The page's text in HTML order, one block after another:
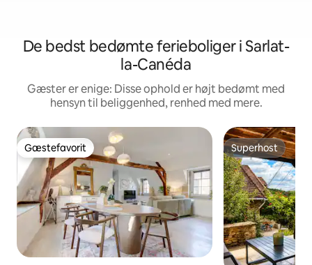
De bedst bedømte ferieboliger i Sarlat-
la-Canéda
Gæster er enige: Disse ophold er højt bedømt med
hensyn til beliggenhed, renhed med mere.
Gæstefavorit
Gæstefavorit Superhost
Superhost